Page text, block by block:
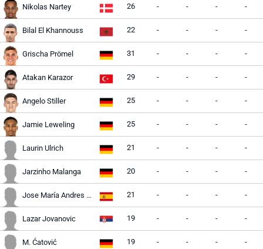
Nikolas Nartey 26 - - - -
Bilal El Khannouss 22 - - - -
Grischa Prömel 31 - - - -
Atakan Karazor 29 - - - -
Angelo Stiller 25 - - - -
Jamie Leweling 25 - - - -
Laurin Ulrich 21 - - - -
Jarzinho Malanga 20 - - - -
Jose María Andres Baixauli 21 - - - -
Lazar Jovanovic 19 - - - -
M. Ćatović 19 - - - -